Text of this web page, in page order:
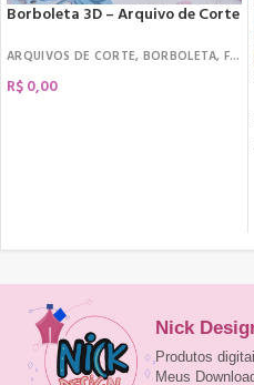
Borboleta 3D – Arquivo de Corte
ARQUIVOS DE CORTE, BORBOLETA, FREEBIES
R$0,00
Nick
Produtos
Meus